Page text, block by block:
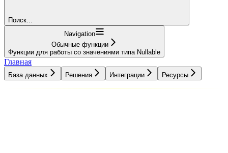
Поиск...
Navigation
Обычные функции
Функции для работы со значениями типа Nullable
Главная
База данных Решения Интеграции Ресурсы